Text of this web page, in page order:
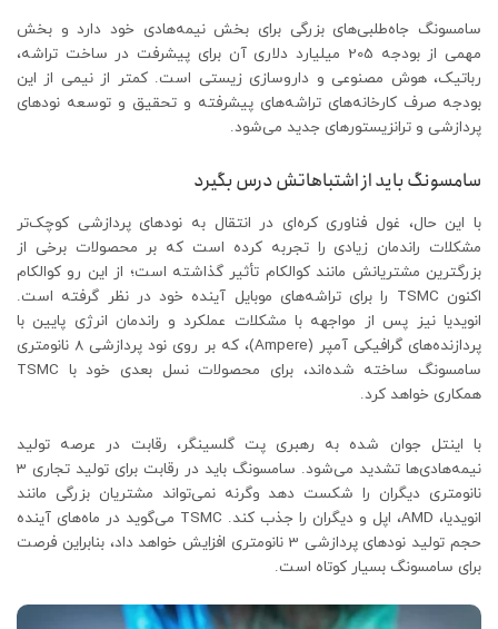
سامسونگ جاه‌طلبی‌های بزرگی برای بخش نیمه‌هادی خود دارد و بخش
مهمی از بودجه 205 میلیارد دلاری آن برای پیشرفت در ساخت تراشه،
رباتیک، هوش مصنوعی و داروسازی زیستی است. کمتر از نیمی از این
بودجه صرف کارخانه‌های تراشه‌های پیشرفته و تحقیق و توسعه نودهای
پردازشی و ترانزیستورهای جدید می‌شود.
سامسونگ باید از اشتباهاتش درس بگیرد
با این حال، غول فناوری کره‌ای در انتقال به نودهای پردازشی کوچک‌تر
مشکلات راندمان زیادی را تجربه کرده است که بر محصولات برخی از
بزرگترین مشتریانش مانند کوالکام تأثیر گذاشته است؛ از این رو کوالکام
اکنون TSMC را برای تراشه‌های موبایل آینده خود در نظر گرفته است.
انویدیا نیز پس از مواجهه با مشکلات عملکرد و راندمان انرژی پایین با
پردازنده‌های گرافیکی آمپر (Ampere)، که بر روی نود پردازشی 8 نانومتری
سامسونگ ساخته شده‌اند، برای محصولات نسل بعدی خود با TSMC
همکاری خواهد کرد.
با اینتل جوان شده به رهبری پت گلسینگر، رقابت در عرصه تولید
نیمه‌هادی‌ها تشدید می‌شود. سامسونگ باید در رقابت برای تولید تجاری 3
نانومتری دیگران را شکست دهد وگرنه نمی‌تواند مشتریان بزرگی مانند
انویدیا، AMD، اپل و دیگران را جذب کند. TSMC می‌گوید در ماه‌های آینده
حجم تولید نودهای پردازشی 3 نانومتری افزایش خواهد داد، بنابراین فرصت
برای سامسونگ بسیار کوتاه است.